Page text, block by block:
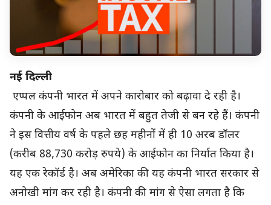
नई दिल्ली
एप्पल कंपनी भारत में अपने कारोबार को बढ़ावा दे रही है।
कंपनी के आईफोन अब भारत में बहुत तेजी से बन रहे हैं। कंपनी
ने इस वित्तीय वर्ष के पहले छह महीनों में ही 10 अरब डॉलर
(करीब 88,730 करोड़ रुपये) के आईफोन का निर्यात किया है।
यह एक रेकॉर्ड है। अब अमेरिका की यह कंपनी भारत सरकार से
अनोखी मांग कर रही है। कंपनी की मांग से ऐसा लगता है कि